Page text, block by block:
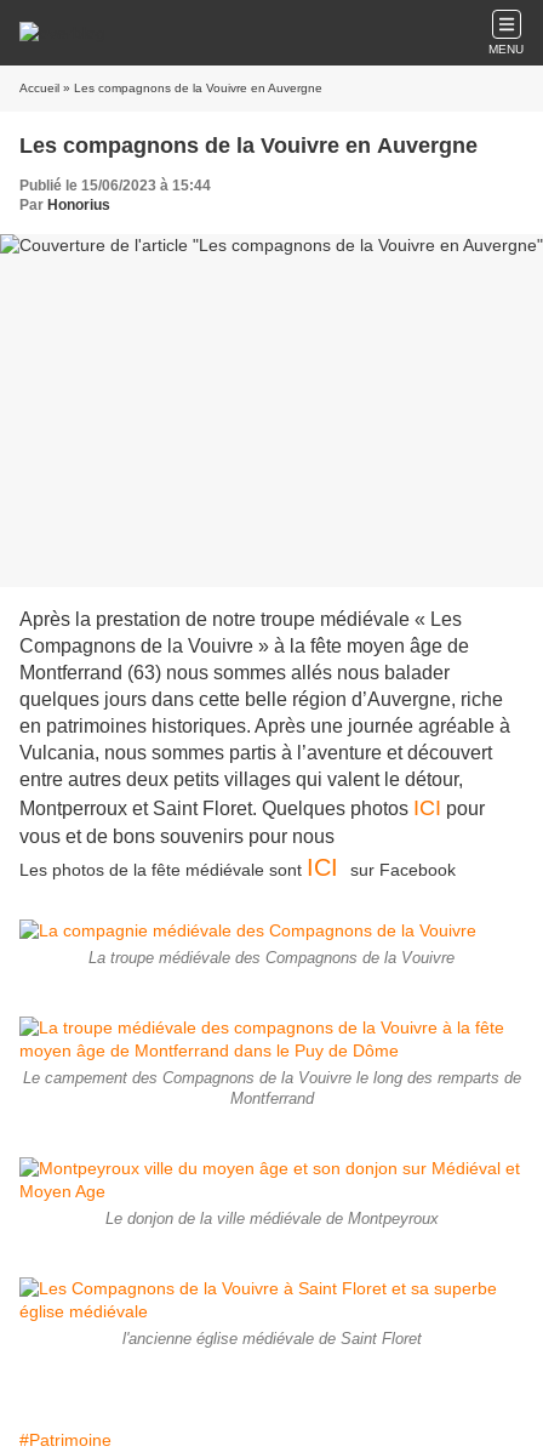
MENU
Accueil » Les compagnons de la Vouivre en Auvergne
Les compagnons de la Vouivre en Auvergne
Publié le 15/06/2023 à 15:44
Par Honorius
Après la prestation de notre troupe médiévale « Les
Compagnons de la Vouivre » à la fête moyen âge de
Montferrand (63) nous sommes allés nous balader
quelques jours dans cette belle région d’Auvergne, riche
en patrimoines historiques. Après une journée agréable à
Vulcania, nous sommes partis à l’aventure et découvert
entre autres deux petits villages qui valent le détour,
Montperroux et Saint Floret. Quelques photos ICI pour
vous et de bons souvenirs pour nous
Les photos de la fête médiévale sont ICI sur Facebook
La troupe médiévale des Compagnons de la Vouivre
Le campement des Compagnons de la Vouivre le long des remparts de
Montferrand
Le donjon de la ville médiévale de Montpeyroux
l'ancienne église médiévale de Saint Floret
#Patrimoine